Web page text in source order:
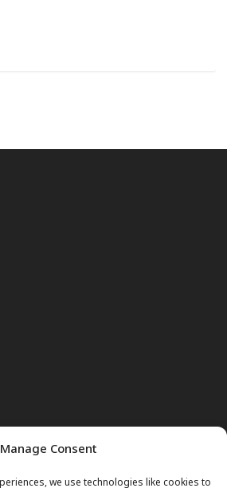
Manage Consent
we use technologies like cookies to